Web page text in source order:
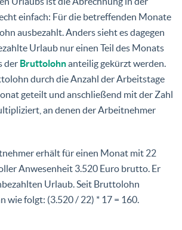
einfach: Für die betreffenden Monate
ausbezahlt. Anders sieht es dagegen
Urlaub nur einen Teil des Monats
der Bruttolohnanteilig gekürzt werden.
durch die Anzahl der Arbeitstage
geteilt und anschließend mit der Zahl
an denen der Arbeitnehmer
erhält für einen Monat mit 22
Anwesenheit 3.520 Euro brutto. Er
Urlaub. Seit Bruttolohn
wie folgt: (3.520 / 22) * 17 = 160.